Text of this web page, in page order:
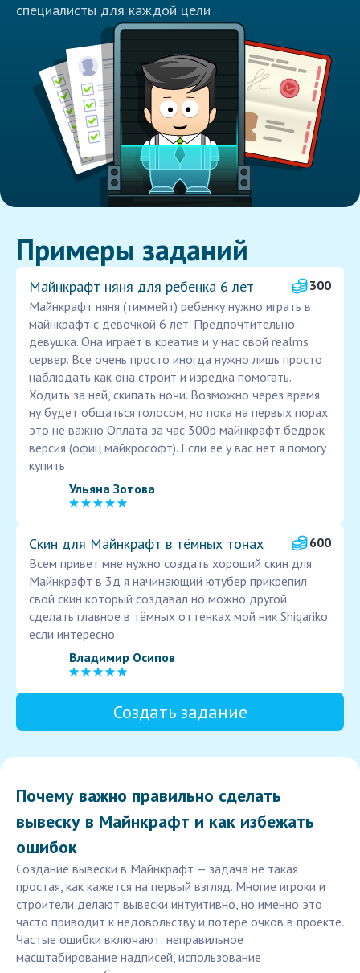
специалисты для каждой цели
Примеры заданий
Майнкрафт няня для ребенка 6 лет
300
Майнкрафт няня (тиммейт) ребенку нужно играть в
майнкрафт с девочкой 6 лет. Предпочтительно
девушка. Она играет в креатив и у нас свой realms
сервер. Все очень просто иногда нужно лишь просто
наблюдать как она строит и изредка помогать.
Ходить за ней, скипать ночи. Возможно через время
ну будет общаться голосом, но пока на первых порах
это не важно Оплата за час 300р майнкрафт бедрок
версия (офиц майкрософт). Если ее у вас нет я помогу
купить
Ульяна Зотова
Скин для Майнкрафт в тёмных тонах
600
Всем привет мне нужно создать хороший скин для
Майнкрафт в 3д я начинающий ютубер прикрепил
свой скин который создавал но можно другой
сделать главное в тёмных оттенках мой ник Shigariko
если интересно
Владимир Осипов
Создать задание
Почему важно правильно сделать
вывеску в Майнкрафт и как избежать
ошибок
Создание вывески в Майнкрафт — задача не такая
простая, как кажется на первый взгляд. Многие игроки и
строители делают вывески интуитивно, но именно это
часто приводит к недовольству и потере очков в проекте.
Частые ошибки включают: неправильное
масштабирование надписей, использование